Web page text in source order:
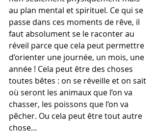
au plan mental et spirituel. Ce qui se
passe dans ces moments de rêve, il
faut absolument se le raconter au
réveil parce que cela peut permettre
d’orienter une journée, un mois, une
année ! Cela peut être des choses
toutes bêtes : on se réveille et on sait
où seront les animaux que l’on va
chasser, les poissons que l’on va
pêcher. Ou cela peut être tout autre
chose…